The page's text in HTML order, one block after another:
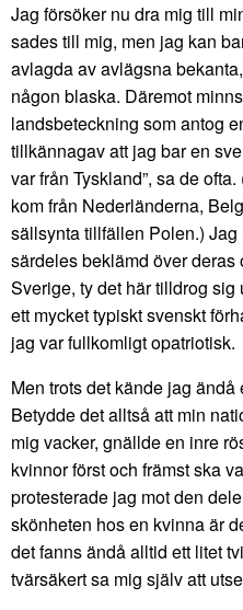
Jag försöker nu dra mig till
sades till mig, men jag kan
avlagda av avlägsna
någon blaska. Däremot
landsbeteckning som antog
tillkännagav att jag bar en
var från Tyskland”, sa de
kom från Nederländerna,
sällsynta tillfällen Polen.)
särdeles beklämd över
Sverige, ty det här tilldrog
ett mycket typiskt svenskt
jag var fullkomligt opatriotisk.
Men trots det kände jag
Betydde det alltså att min
mig vacker, gnällde en inre
kvinnor först och främst ska
protesterade jag mot den
skönheten hos en kvinna är
det fanns ändå alltid ett litet
tvärsäkert sa mig själv att